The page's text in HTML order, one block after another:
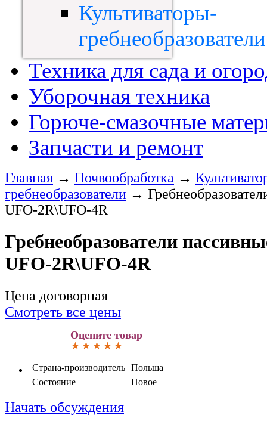
Культиваторы-
гребнеобразователи
Техника для сада и
Уборочная техника
Горюче-смазочные
Запчасти и ремонт
Главная → Почвообработка →
гребнеобразователи →
UFО-2R\UFО-4R
Гребнеобразователи
UFО-2R\UFО-4R
Цена договорная
Смотреть все цены
Оцените товар
Страна-производитель Польша
Состояние
Новое
Начать обсуждения